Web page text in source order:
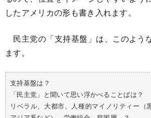
したアメリカの形も書き入れます。
民主党の「支持基盤」は、このよう
ます。
支持基盤は？
「民主党」と聞いて思い浮かべることばは？
リベラル、大都市、人種的マイノリティー（